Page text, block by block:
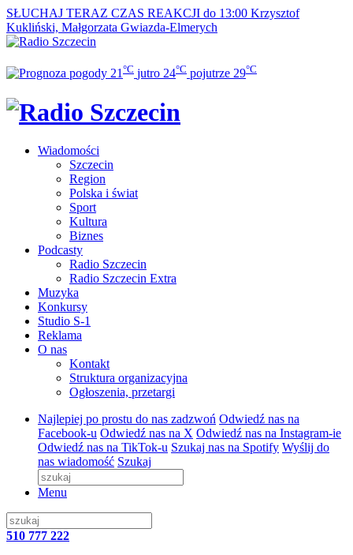
SŁUCHAJ TERAZ CZAS REAKCJI do 13:00 Krzysztof
Kukliński, Małgorzata Gwiazda-Elmerych
21 °C jutro 24°C pojutrze 29°C
Wiadomości
Szczecin
Region
Polska i świat
Sport
Kultura
Biznes
Podcasty
Radio Szczecin
Radio Szczecin Extra
Muzyka
Konkursy
Studio S-1
Reklama
O nas
Kontakt
Struktura organizacyjna
Ogłoszenia, przetargi
Najlepiej po prostu do nas zadzwoń Odwiedź nas na
Facebook-u Odwiedź nas na X Odwiedź nas na Instagram-ie
Odwiedź nas na TikTok-u Szukaj nas na Spotify Wyślij do
nas wiadomość Szukaj
Menu
510 777 222